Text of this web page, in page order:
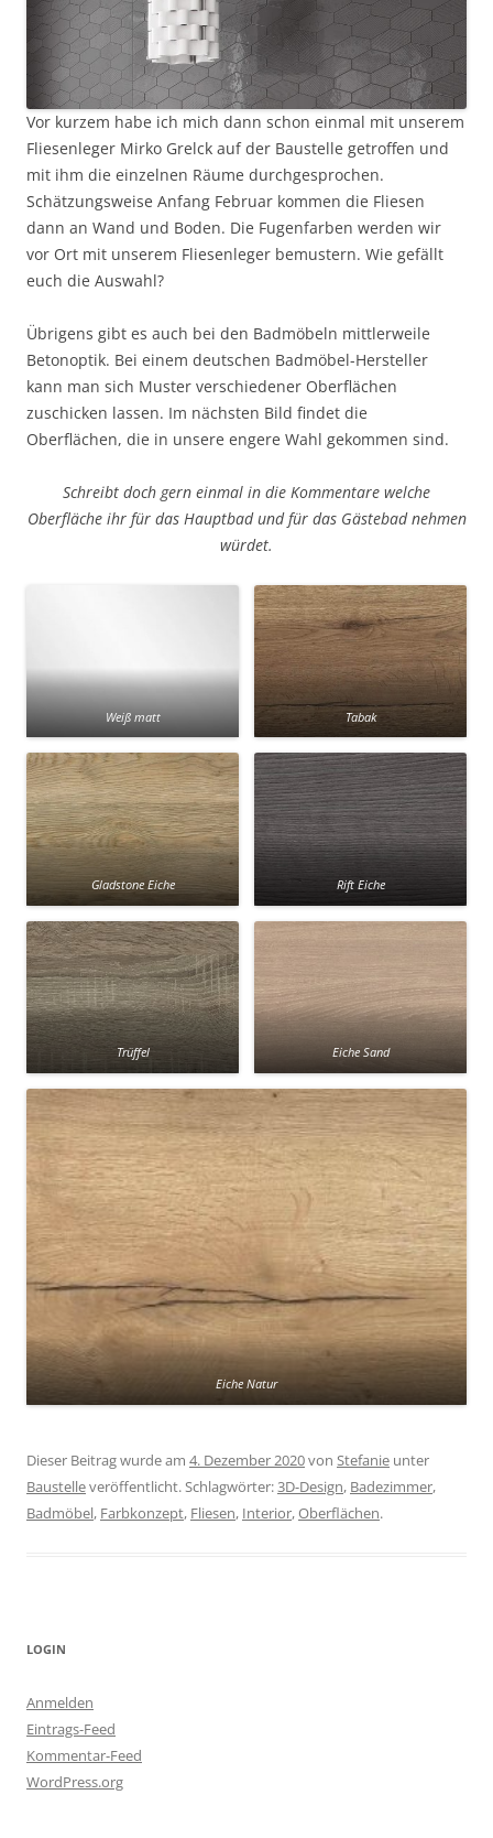
Vor kurzem habe ich mich dann schon einmal mit unserem
Fliesenleger Mirko Grelck auf der Baustelle getroffen und
mit ihm die einzelnen Räume durchgesprochen.
Schätzungsweise Anfang Februar kommen die Fliesen
dann an Wand und Boden. Die Fugenfarben werden wir
vor Ort mit unserem Fliesenleger bemustern. Wie gefällt
euch die Auswahl?
Übrigens gibt es auch bei den Badmöbeln mittlerweile
Betonoptik. Bei einem deutschen Badmöbel-Hersteller
kann man sich Muster verschiedener Oberflächen
zuschicken lassen. Im nächsten Bild findet die
Oberflächen, die in unsere engere Wahl gekommen sind.
Schreibt doch gern einmal in die Kommentare welche
Oberfläche ihr für das Hauptbad und für das Gästebad nehmen
würdet.
Weiß matt Tabak
Gladstone Eiche Rift Eiche
Trüffel Eiche Sand
Eiche Natur
Dieser Beitrag wurde am 4. Dezember 2020von Stefanie unter
Baustelleveröffentlicht. Schlagwörter:3D-Design, Badezimmer,
Badmöbel, Farbkonzept, Fliesen, Interior,Oberflächen.
LOGIN
Anmelden
Eintrags-Feed
Kommentar-Feed
WordPress.org